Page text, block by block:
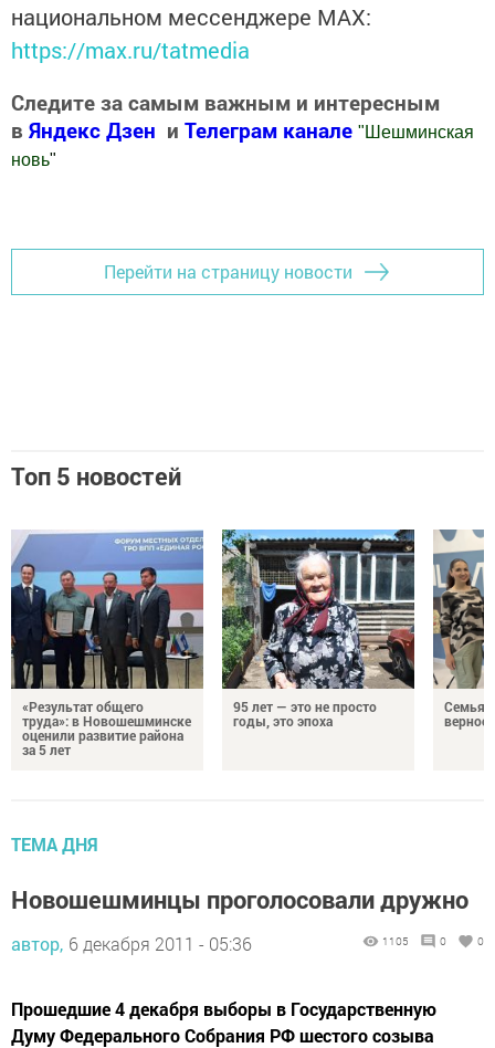
национальном мессенджере MАХ:
https://max.ru/tatmedia
Следите за самым важным и интересным
в Яндекс Дзен и Телеграм канале " Шешминская
новь"
Перейти на страницу новости
Топ 5 новостей
«Результат общего
труда»: в Новошешминске
оценили развитие района
за 5 лет
95 лет — это не просто
годы, это эпоха
Семья
ТЕМА ДНЯ
Новошешминцы проголосовали дружно
автор, 6 декабря 2011 - 05:36 1105 0 0
Прошедшие 4 декабря выборы в Государственную
Думу Федерального Собрания РФ шестого созыва